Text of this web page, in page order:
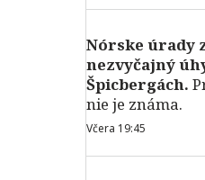
Nórske úrady
nezvyčajný
Špicbergách.
nie je známa.
Včera 19:45